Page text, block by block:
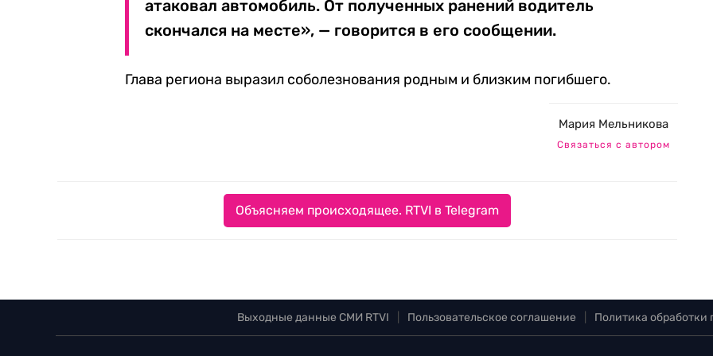
атаковал автомобиль. От полученных ранений водитель
скончался на месте», — говорится в его сообщении.
Глава региона выразил соболезнования родным и близким погибшего.
Мария Мельникова
Связаться с автором
Объясняем происходящее. RTVI в Telegram
Выходные данные СМИ RTVI Пользовательское соглашение Политика